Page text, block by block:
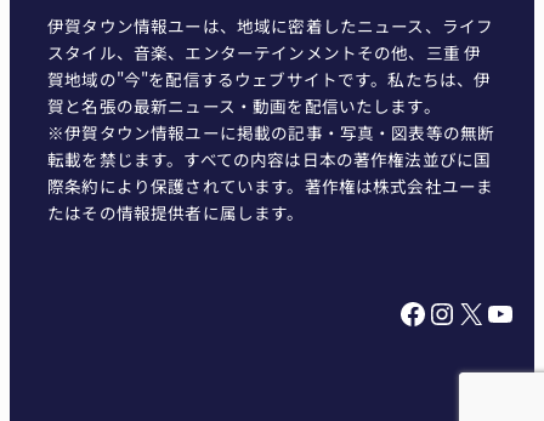
伊賀タウン情報ユーは、地域に密着したニュース、ライフ
スタイル、音楽、エンターテインメントその他、三重 伊
賀地域の"今"を配信するウェブサイトです。私たちは、伊
賀と名張の最新ニュース・動画を配信いたします。
※伊賀タウン情報ユーに掲載の記事・写真・図表等の無断
転載を禁じます。すべての内容は日本の著作権法並びに国
際条約により保護されています。著作権は株式会社ユーま
たはその情報提供者に属します。
Facebook InstagramX YouTube